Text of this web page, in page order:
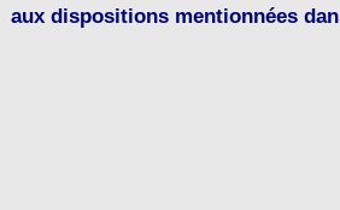
aux dispositions mentionnées